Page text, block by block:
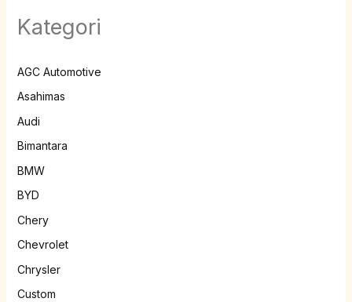
Kategori
AGC Automotive
Asahimas
Audi
Bimantara
BMW
BYD
Chery
Chevrolet
Chrysler
Custom